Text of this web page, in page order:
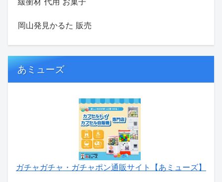
岡山発見かるた 販売
あミューズ
ガチャガチャ・ガチャポン通販サイト【あミューズ】